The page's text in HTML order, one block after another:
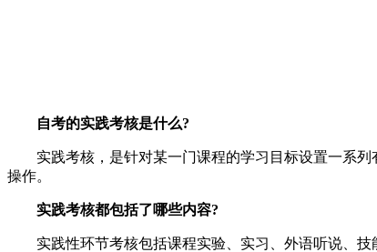
自考的实践考核是什么?
实践考核，是针对某一门课程的学习目标设置一系列
操作。
实践考核都包括了哪些内容?
实践性环节考核包括课程实验、实习、外语听说、技